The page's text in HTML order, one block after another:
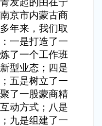
京市内蒙古商
年来，我们取
一是打造了一
了一个工作班
型业态；四是
五是树立了一
了一股蒙商精
动方式；八是
九是组建了一